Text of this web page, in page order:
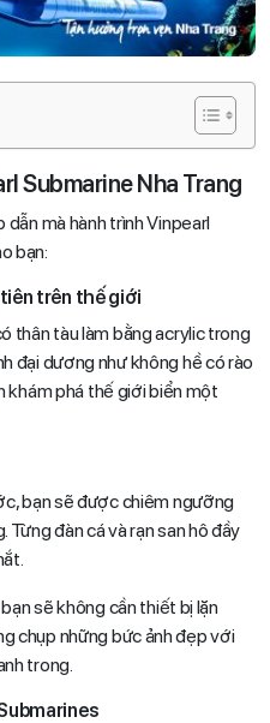
Submarine Nha Trang
mà hành trình Vinpearl
bạn:
trên thế giới
thân tàu làm bằng acrylic trong
đại dương như không hề có rào
khám phá thế giới biển một
bạn sẽ được chiêm ngưỡng
đàn cá và rạn san hô đầy
sẽ không cần thiết bị lặn
chụp những bức ảnh đẹp với
trong.